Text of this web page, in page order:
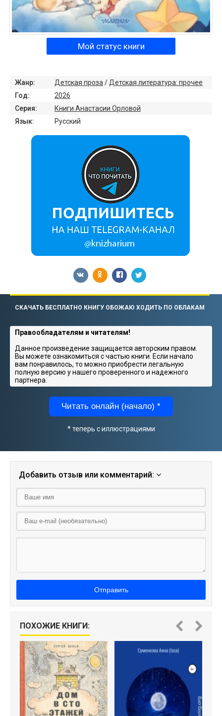
Мой статус книги
Жанр: Детская проза / Детская литература: прочее
Год:
2026
Серия:
Книги Анастасии Орловой
Язык:
Русский
СКАЧАТЬ БЕСПЛАТНО КНИГУ ОБОЖАЮ ХОДИТЬ ПО ОБЛАКАМ
Правообладателям и читателям!
Данное произведение защищается авторским правом.
Вы можете ознакомиться с частью книги. Если начало
вам понравилось, то можно приобрести легальную
полную версию у нашего проверенного и надежного
партнера.
Читать онлайн (начало) *
* теперь с иллюстрациями
Добавить отзыв или комментарий:
Отправить
ПОХОЖИЕ КНИГИ: